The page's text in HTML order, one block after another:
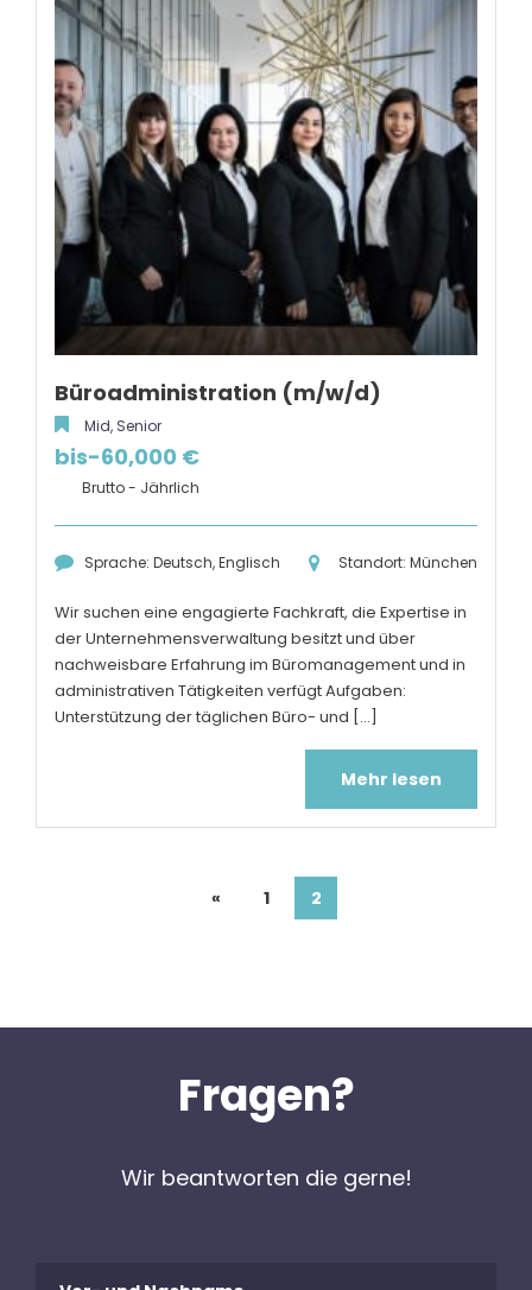
Büroadministration (m/w/d)
Mid, Senior
bis-60,000 €
Brutto - Jährlich
Sprache: Deutsch, Englisch Standort: München
Wir suchen eine engagierte Fachkraft, die Expertise in
der Unternehmensverwaltung besitzt und über
nachweisbare Erfahrung im Büromanagement und in
administrativen Tätigkeiten verfügt Aufgaben:
Unterstützung der täglichen Büro- und [...]
Mehr lesen
« 1 2
Fragen?
Wir beantworten die gerne!